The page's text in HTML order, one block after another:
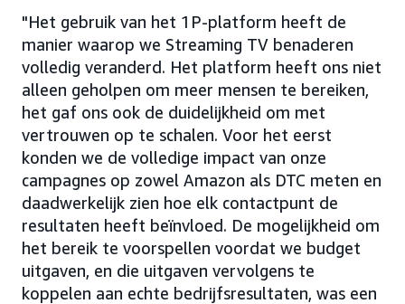
"Het gebruik van het 1P-platform heeft de
manier waarop we Streaming TV benaderen
volledig veranderd. Het platform heeft ons niet
alleen geholpen om meer mensen te bereiken,
het gaf ons ook de duidelijkheid om met
vertrouwen op te schalen. Voor het eerst
konden we de volledige impact van onze
campagnes op zowel Amazon als DTC meten en
daadwerkelijk zien hoe elk contactpunt de
resultaten heeft beïnvloed. De mogelijkheid om
het bereik te voorspellen voordat we budget
uitgaven, en die uitgaven vervolgens te
koppelen aan echte bedrijfsresultaten, was een